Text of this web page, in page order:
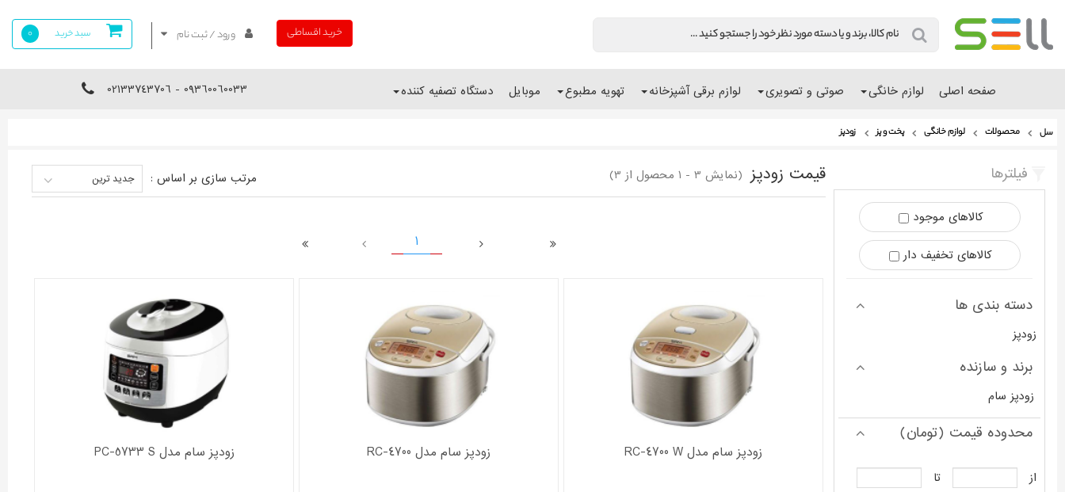
سبد خرید 0 ورود / ثبت نام خرید اقساطی
صفحه اصلی لوازم خانگی صوتی و تصویری لوازم برقی آشپزخانه تهویه مطبوع موبایل دستگاه تصفیه کننده 09360060033 - 02133743706
سل محصولات لوازم خانگی پخت و پز زودپز
فیلترها
کالاهای موجود
کالاهای تخفیف دار
دسته بندی ها
زودپز
برند و سازنده
زودپز سام
محدوده قیمت (تومان)
از تا
قیمت زودپز (نمایش 3 - 1 محصول از 3) مرتب سازی بر اساس : جدید ترین
1
زودپز سام مدل RC-4700 W زودپز سام مدل RC-4700 زودپز سام مدل PC-5733 S